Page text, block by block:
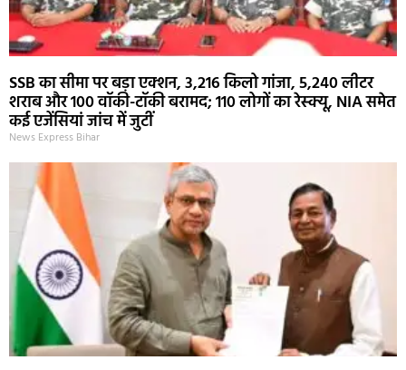
SSB का सीमा पर बड़ा एक्शन, 3,216 किलो गांजा, 5,240 लीटर
शराब और 100 वॉकी-टॉकी बरामद; 110 लोगों का रेस्क्यू, NIA समेत
कई एजेंसियां जांच में जुटीं
News Express Bihar